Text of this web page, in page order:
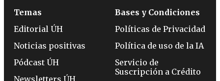
Temas
Editorial ÚH
Noticias positivas
Pódcast ÚH
Newsletters ÚH
Bases y Condiciones
Políticas de Privacidad
Política de uso de la IA
Servicio de
Suscripción a Crédito